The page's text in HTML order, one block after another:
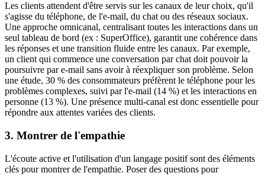
Les clients attendent d'être servis sur les canaux de leur choix, qu'il
s'agisse du téléphone, de l'e-mail, du chat ou des réseaux sociaux.
Une approche omnicanal, centralisant toutes les interactions dans un
seul tableau de bord (ex : SuperOffice), garantit une cohérence dans
les réponses et une transition fluide entre les canaux. Par exemple,
un client qui commence une conversation par chat doit pouvoir la
poursuivre par e-mail sans avoir à réexpliquer son problème. Selon
une étude, 30 % des consommateurs préfèrent le téléphone pour les
problèmes complexes, suivi par l'e-mail (14 %) et les interactions en
personne (13 %). Une présence multi-canal est donc essentielle pour
répondre aux attentes variées des clients.
3. Montrer de l'empathie
L'écoute active et l'utilisation d'un langage positif sont des éléments
clés pour montrer de l'empathie. Poser des questions pour